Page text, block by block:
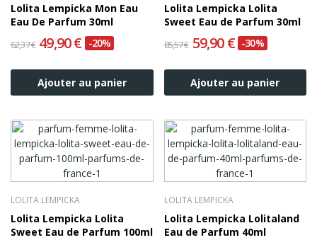
Lolita Lempicka Mon Eau
Eau De Parfum 30ml
62,37 € 49,90 € -20%
Ajouter au panier
Lolita Lempicka Lolita
Sweet Eau de Parfum 30ml
85,57 € 59,90 € -30%
Ajouter au panier
LOLITA LEMPICKA
Lolita Lempicka Lolita
Sweet Eau de Parfum 100ml
LOLITA LEMPICKA
Lolita Lempicka Lolitaland
Eau de Parfum 40ml